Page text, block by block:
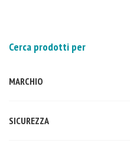
Cerca prodotti per
MARCHIO
SICUREZZA